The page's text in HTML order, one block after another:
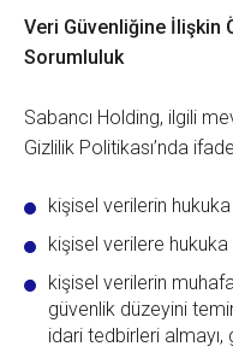
Veri Güvenliğine İlişkin
Sorumluluk
Sabancı Holding, ilgili
Gizlilik Politikası’nda
kişisel verilerin
kişisel verilere
kişisel verilerin
güvenlik düzeyini
idari tedbirleri almayı,